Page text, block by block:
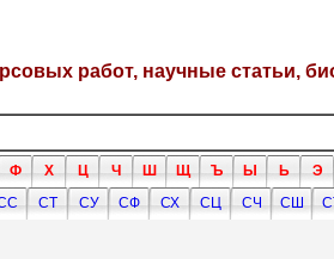
работ, научные статьи,
Ф Х Ц Ч Ш Щ Ъ Ы Ь Э
СТ СУ СФ СХ СЦ СЧ СШ